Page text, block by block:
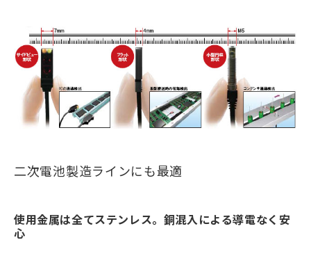
二次電池製造ラインにも最適
使用金属は全てステンレス。銅混入による導電なく安
心